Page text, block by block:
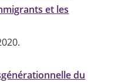
et les
du